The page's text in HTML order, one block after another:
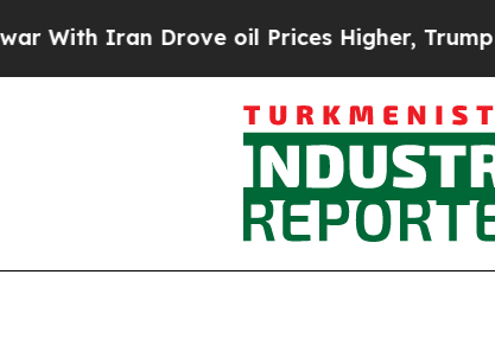
Drove oil Prices Higher, Trump Gave